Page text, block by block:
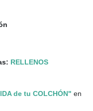
RELLENOS
de tu COLCHÓN" en